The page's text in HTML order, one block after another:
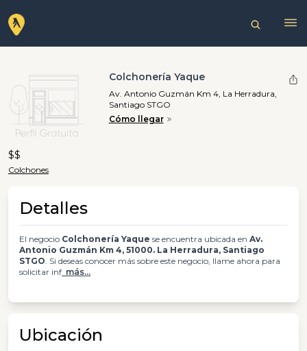
Colchonería Yaque
Av. Antonio Guzmán Km 4, La Herradura,
Santiago STGO
Cómo llegar
$$
Colchones
Detalles
El negocio Colchonería Yaque se encuentra ubicada en Av.
Antonio Guzmán Km 4, 51000. La Herradura, Santiago
STGO. Si deseas conocer más sobre este negocio, llame ahora para
solicitar inf más...
Ubicación